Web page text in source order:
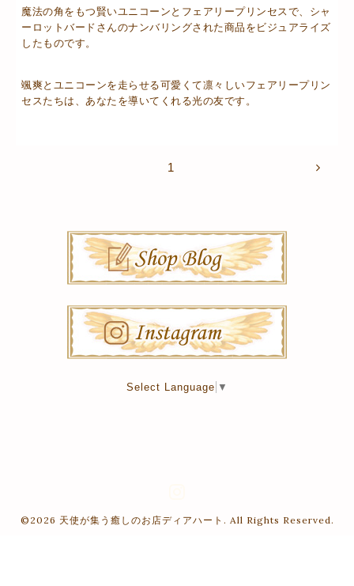
魔法の角をもつ賢いユニコーンとフェアリープリンセスで、シャ
ーロットバードさんのナンバリングされた商品をビジュアライズ
したものです。
颯爽とユニコーンを走らせる可愛くて凛々しいフェアリープリン
セスたちは、あなたを導いてくれる光の友です。
1
Select Language ▼
©2026 天使が集う癒しのお店ディアハート . All Rights Reserved.